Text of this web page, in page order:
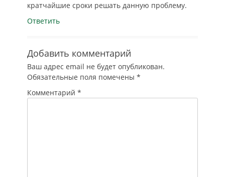
кратчайшие сроки решать данную проблему.
Ответить
Добавить комментарий
Ваш адрес email не будет опубликован.
Обязательные поля помечены *
Комментарий *